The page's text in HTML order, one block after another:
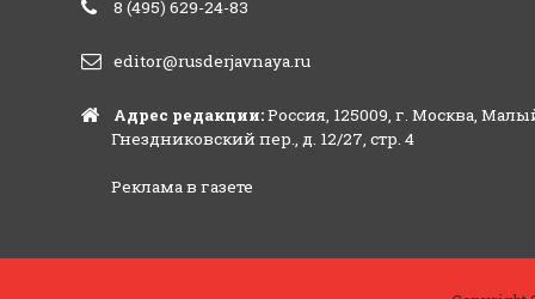
8 (495) 629-24-83
editor@rusderjavnaya.ru
Адрес редакции:Россия, 125009, г. Москва,
Гнездниковский пер., д. 12/27, стр. 4
Реклама в газете